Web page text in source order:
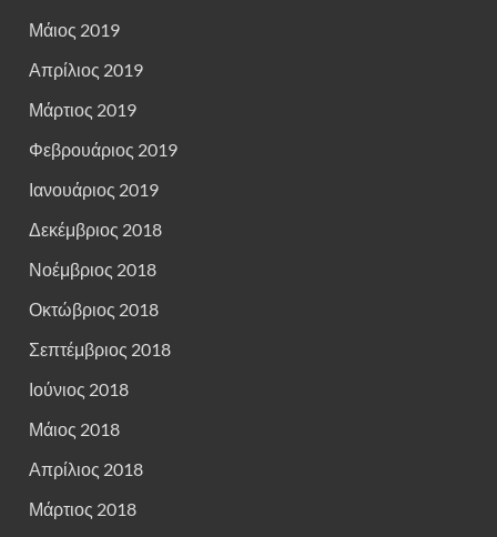
Μάιος 2019
Απρίλιος 2019
Μάρτιος 2019
Φεβρουάριος 2019
Ιανουάριος 2019
Δεκέμβριος 2018
Νοέμβριος 2018
Οκτώβριος 2018
Σεπτέμβριος 2018
Ιούνιος 2018
Μάιος 2018
Απρίλιος 2018
Μάρτιος 2018